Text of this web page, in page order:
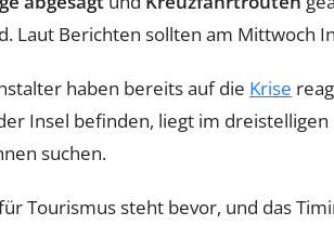
Laut Berichten sollten am Mittwoch
haben bereits auf die Krise
Insel befinden, liegt im
suchen.
Tourismus steht bevor, und das